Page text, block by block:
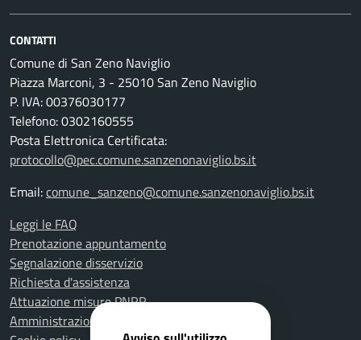
CONTATTI
Comune di San Zeno Naviglio
Piazza Marconi, 3 - 25010 San Zeno Naviglio
P. IVA: 00376030177
Telefono: 0302160555
Posta Elettronica Certificata:
protocollo@pec.comune.sanzenonaviglio.bs.it
Email:comune_sanzeno@comune.sanzenonaviglio.bs.it
Leggi le FAQ
Prenotazione appuntamento
Segnalazione disservizio
Richiesta d'assistenza
Attuazione misure PNRR
Amministrazione trasparente